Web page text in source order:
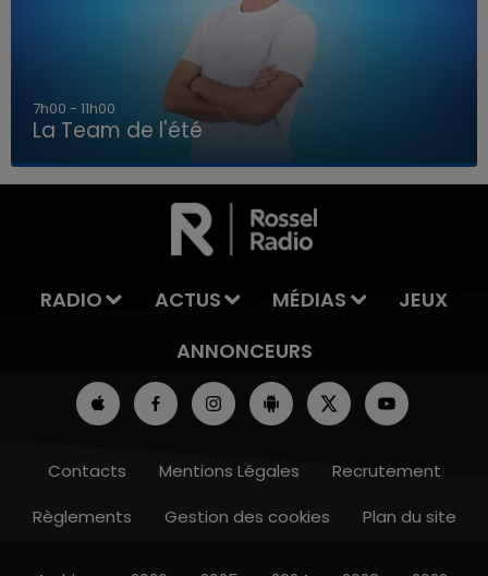
LA TEAM DE L'ÉTÉ
7h00 - 11h00
La Team de l'été
RADIO ACTUS MÉDIAS
JEUX
ANNONCEURS
Contacts Mentions Légales
Recrutement
Règlements
Gestion des cookies Plan du site